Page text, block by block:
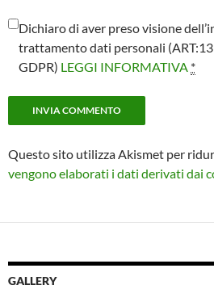
Dichiaro di aver preso visione
trattamento dati personali
GDPR) LEGGI INFORMATIVA *
Questo sito utilizza Akismet per
vengono elaborati i dati derivati dai
GALLERY